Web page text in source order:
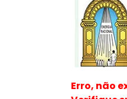
Erro, não